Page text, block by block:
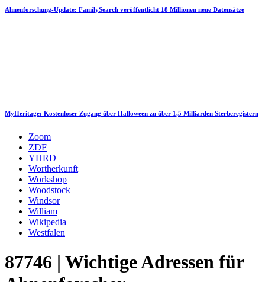
Ahnenforschung-Update: FamilySearch veröffentlicht 18 Millionen neue Datensätze
MyHeritage: Kostenloser Zugang über Halloween zu über 1,5 Milliarden Sterberegistern
Zoom
ZDF
YHRD
Wortherkunft
Workshop
Woodstock
Windsor
William
Wikipedia
Westfalen
87746 | Wichtige Adressen für